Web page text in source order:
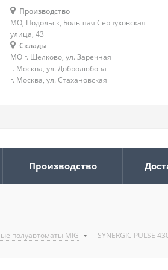
Производство
МО, Подольск, Большая Серпуховская
улица, 43
Склады
МО г. Щелково, ул. Заречная
г. Москва, ул. Добролюбова
г. Москва, ул. Стахановская
Производство
полуавтоматы MIG - SYNERGIC PULSE